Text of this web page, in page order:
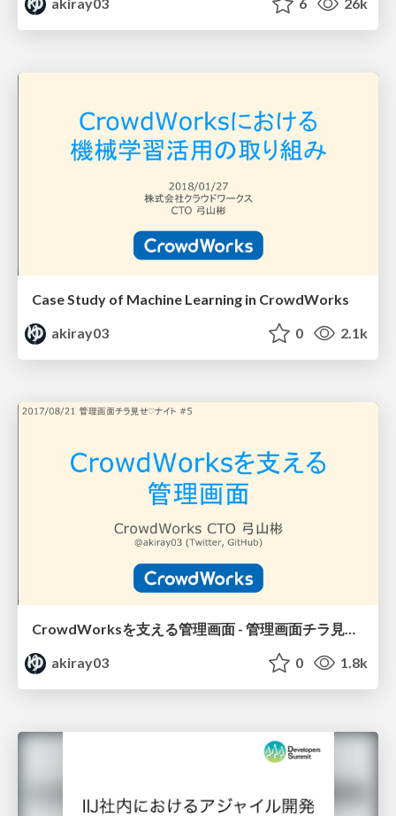
Case Study of Machine Learning in CrowdWorks
akiray03
0 2.1k
CrowdWorksを支える管理画面 - 管理画面チラ見せ♡ナイト #5
akiray03
0 1.8k